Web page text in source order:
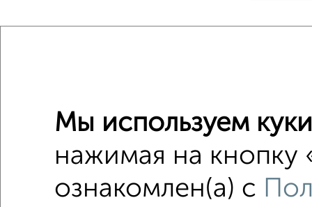
Поиск по
С
Мы используем
нажимая на кнопку
ознакомлен(а) с